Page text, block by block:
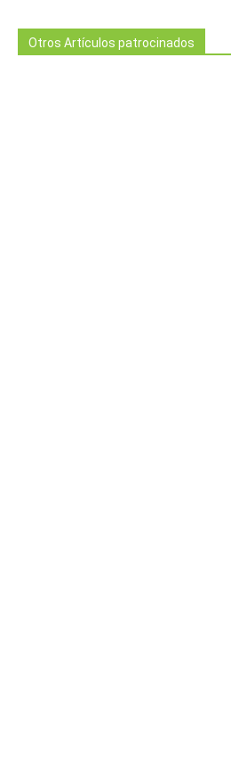
Otros Artículos patrocinados